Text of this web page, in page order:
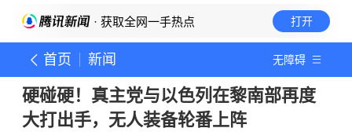
· 获取全网一手热点 打开
首页 新闻 无障碍
硬碰硬！真主党与以色列在黎南部再度
大打出手，无人装备轮番上阵